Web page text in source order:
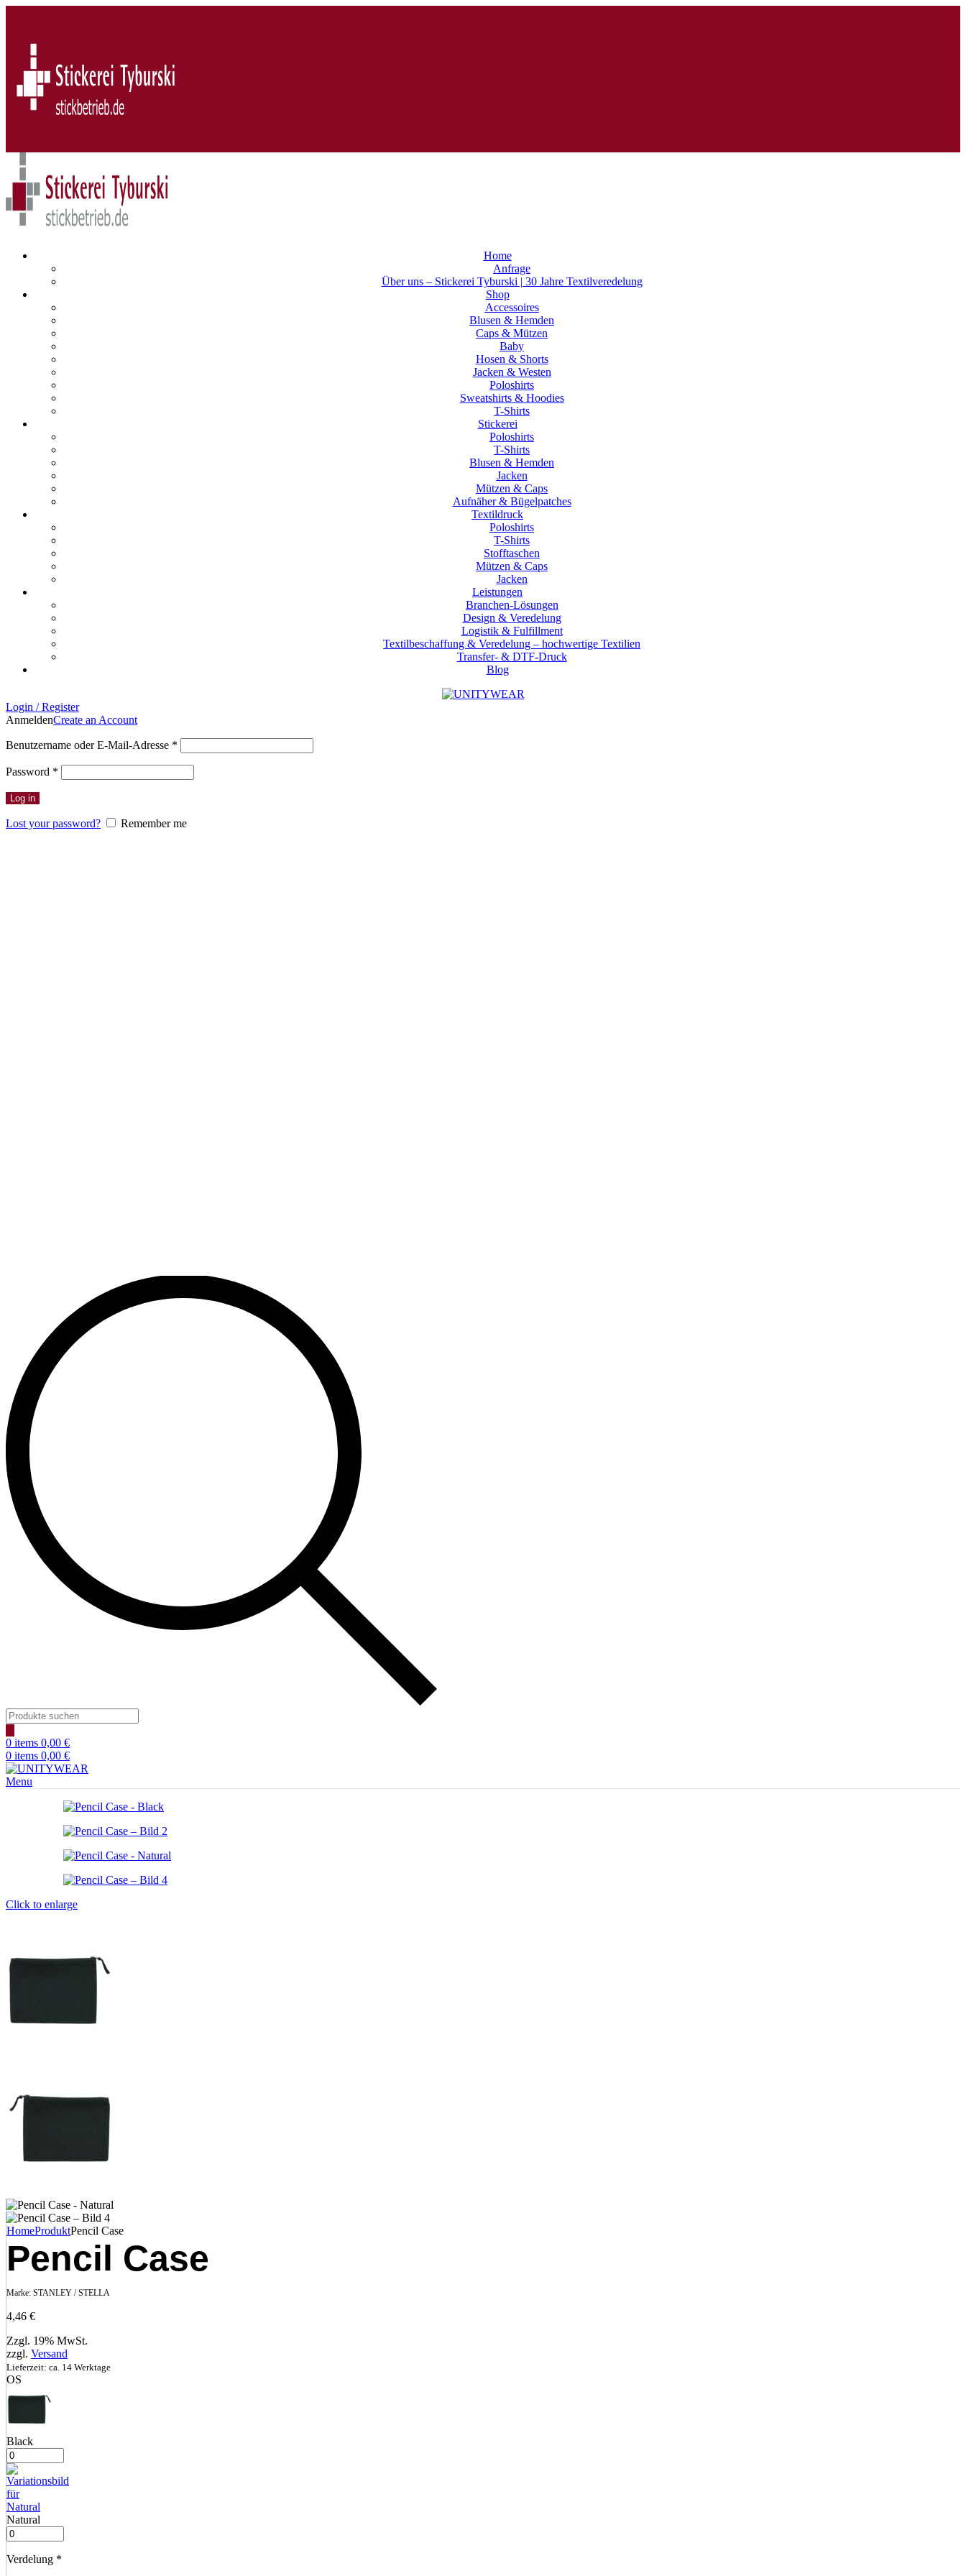
Home
Anfrage
Über uns – Stickerei Tyburski | 30 Jahre Textilveredelung
Shop
Accessoires
Blusen & Hemden
Caps & Mützen
Baby
Hosen & Shorts
Jacken & Westen
Poloshirts
Sweatshirts & Hoodies
T-Shirts
Stickerei
Poloshirts
T-Shirts
Blusen & Hemden
Jacken
Mützen & Caps
Aufnäher & Bügelpatches
Textildruck
Poloshirts
T-Shirts
Stofftaschen
Mützen & Caps
Jacken
Leistungen
Branchen-Lösungen
Design & Veredelung
Logistik & Fulfillment
Textilbeschaffung & Veredelung – hochwertige Textilien
Transfer- & DTF-Druck
Blog
Login / Register
AnmeldenCreate an Account
Benutzername oder E-Mail-Adresse *
Password *
Log in
Lost your password? Remember me
Products
search
0 items 0,00 €
0 items 0,00 €
Menu
Click to enlarge
HomeProduktPencil Case
Pencil Case
Marke: STANLEY / STELLA
4,46 €
Zzgl. 19% MwSt.
zzgl. Versand
Lieferzeit: ca. 14 Werktage
OS
Black
Natural
Verdelung *